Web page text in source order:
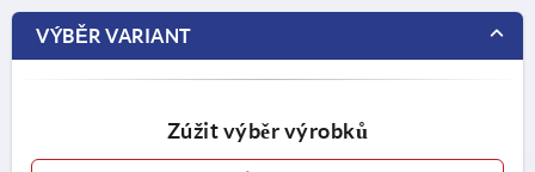
VÝBĚR VARIANT
Zúžit výběr výrobků